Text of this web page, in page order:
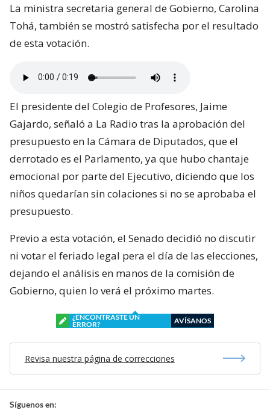
La ministra secretaria general de Gobierno, Carolina
Tohá, también se mostró satisfecha por el resultado
de esta votación.
El presidente del Colegio de Profesores, Jaime
Gajardo, señaló a La Radio tras la aprobación del
presupuesto en la Cámara de Diputados, que el
derrotado es el Parlamento, ya que hubo chantaje
emocional por parte del Ejecutivo, diciendo que los
niños quedarían sin colaciones si no se aprobaba el
presupuesto.
Previo a esta votación, el Senado decidió no discutir
ni votar el feriado legal pera el día de las elecciones,
dejando el análisis en manos de la comisión de
Gobierno, quien lo verá el próximo martes.
¿ENCONTRASTE UN
ERROR?
AVÍSANOS
Revisa nuestra página de correcciones
Síguenos en: